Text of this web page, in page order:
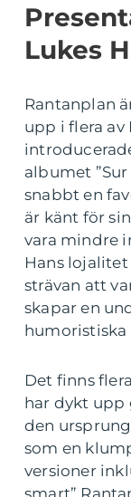
Lukes
Rantanplan
upp i flera av
albumet
snabbt en
är känt för
vara mindre
Hans
strävan att
skapar en
humoristiska
Det finns
har dykt upp
den
som en
versioner
smart”